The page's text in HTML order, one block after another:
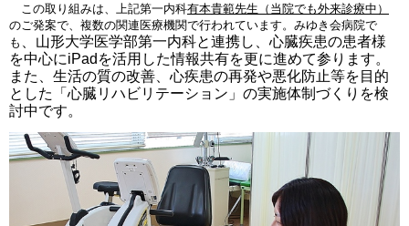
この取り組みは、上記第一内科有本貴範先生（当院でも外来診療中）
のご発案で、複数の関連医療機関で行われています。みゆき会病院で
も
、山形大学医学部第一内科と連携し、心臓疾患の患者様
を中心にiPadを活用した情報共有を更に進めて参ります。
また、生活の質の改善、心疾患の再発や悪化防止等を目的
とした「心臓リハビリテーション」の実施体制づくりを検
討中です。